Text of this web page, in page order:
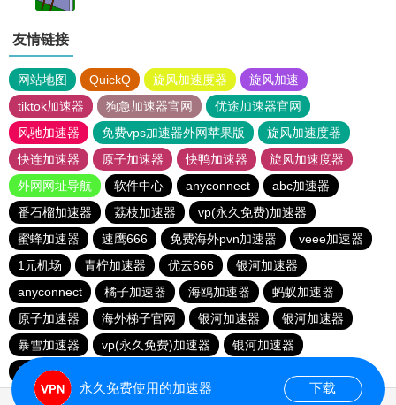
友情链接
网站地图 QuickQ 旋风加速度器
旋风加速
tiktok加速器
狗急加速器官网
优途加速器官网
风驰加速器
免费vps加速器外网苹果版
旋风加速度器
快连加速器
原子加速器 快鸭加速器
旋风加速度器
外网网址导航
软件中心 anyconnect
abc加速器
番石榴加速器
荔枝加速器
vp(永久免费)加速器
蜜蜂加速器
速鹰666 免费海外pvn加速器
veee加速器
1元机场
青柠加速器 优云666
银河加速器
anyconnect
橘子加速器 海鸥加速器
蚂蚁加速器
原子加速器
海外梯子官网 银河加速器
银河加速器
暴雪加速器
vp(永久免费)加速器
银河加速器
青柠加速器
永久免费使用的加速器 下载